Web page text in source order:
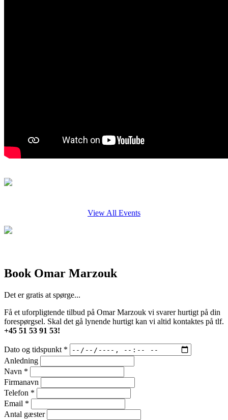
View All Events
Book Omar Marzouk
Det er gratis at spørge...
Få et uforpligtende tilbud på Omar Marzouk vi svarer hurtigt på din
forespørgsel. Skal det gå lynende hurtigt kan vi altid kontaktes på tlf.
+45 51 53 91 53!
Dato og tidspunkt *
Anledning
Navn *
Firmanavn
Telefon *
Email *
Antal gæster